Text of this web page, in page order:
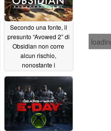
Secondo una fonte, il
presunto “Avowed 2” di
Obsidian non corre
alcun rischio,
nonostante i
Xbox Game Studios
06/18/2026